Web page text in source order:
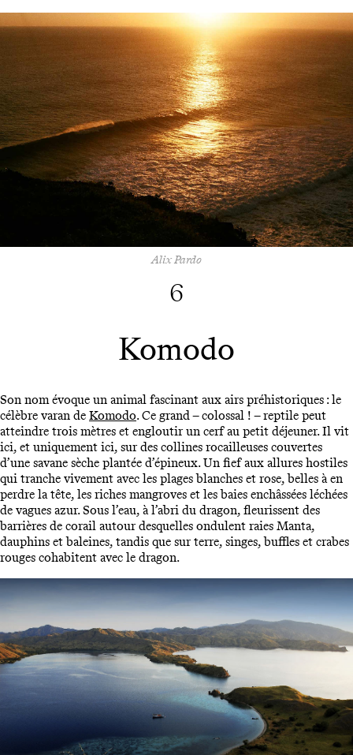
Alix Pardo
6
Komodo
Son nom évoque un animal fascinant aux airs préhistoriques : le
célèbre varan de Komodo. Ce grand – colossal ! – reptile peut
atteindre trois mètres et engloutir un cerf au petit déjeuner. Il vit
ici, et uniquement ici, sur des collines rocailleuses couvertes
d’une savane sèche plantée d’épineux. Un fief aux allures hostiles
qui tranche vivement avec les plages blanches et rose, belles à en
perdre la tête, les riches mangroves et les baies enchâssées léchées
de vagues azur. Sous l’eau, à l’abri du dragon, fleurissent des
barrières de corail autour desquelles ondulent raies Manta,
dauphins et baleines, tandis que sur terre, singes, buffles et crabes
rouges cohabitent avec le dragon.